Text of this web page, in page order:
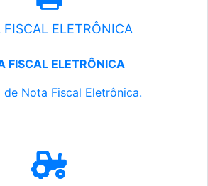
FISCAL ELETRÔNICA
FISCAL ELETRÔNICA
de Nota Fiscal Eletrônica.